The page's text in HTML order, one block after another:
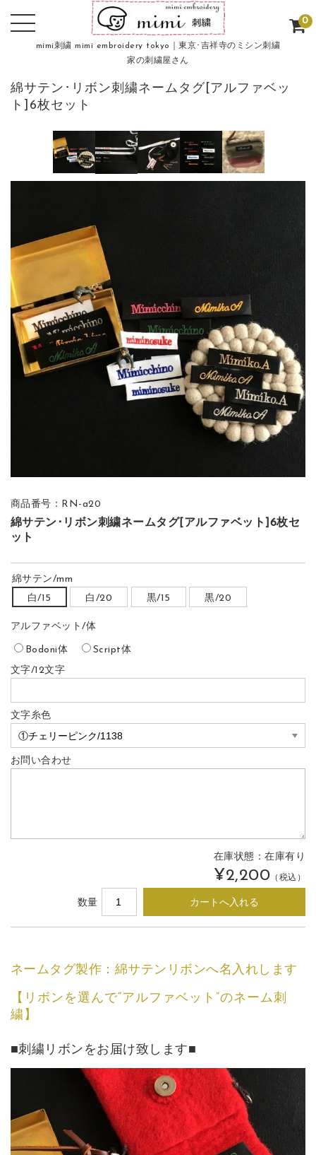
mimi刺繍 mimi embroidery tokyo｜東京･吉祥寺のミシン刺繍
家の刺繍屋さん
0
綿サテン･リボン刺繍ネームタグ[アルファベッ
ト]6枚セット
商品番号：RN-a20
綿サテン･リボン刺繍ネームタグ[アルファベット]6枚セ
ット
綿サテン/mm
白/15
白/20 黒/15 黒/20
アルファベット/体
Bodoni体
Script体
文字/12文字
文字糸色
お問い合わせ
在庫状態：在庫有り
¥2,200 （税込）
数量
ネームタグ製作：綿サテンリボンへ名入れします
【リボンを選んで“アルファベット”のネーム刺
繍】
■刺繍リボンをお届け致します■